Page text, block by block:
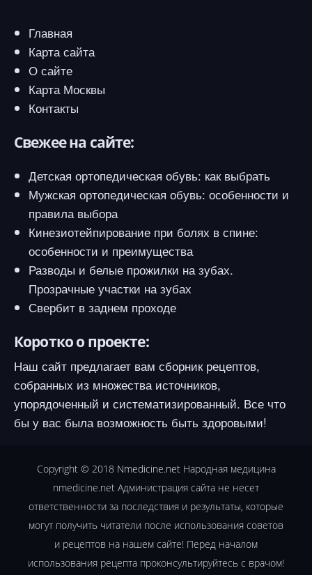
Главная
Карта сайта
О сайте
Карта Москвы
Контакты
Свежее на сайте:
Детская ортопедическая обувь: как выбрать
Мужская ортопедическая обувь: особенности и
правила выбора
Кинезиотейпирование при болях в спине:
особенности и преимущества
Разводы и белые прожилки на зубах.
Прозрачные участки на зубах
Свербит в заднем проходе
Коротко о проекте:
Наш сайт предлагает вам сборник рецептов,
собранных из множества источников,
упорядоченный и систематизированный. Все что
бы у вас была возможность быть здоровыми!
Copyright © 2018 Nmedicine.net Народная медицина
nmedicine.net Администрация сайта не несет
ответственности за последствия и результаты, которые
могут получить читатели после использования советов
и рецептов на нашем сайте! Перед началом
использования рецепта проконсультируйтесь с врачом!